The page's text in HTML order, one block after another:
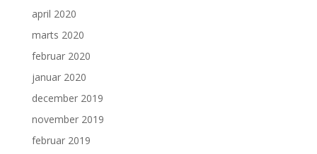
april 2020
marts 2020
februar 2020
januar 2020
december 2019
november 2019
februar 2019